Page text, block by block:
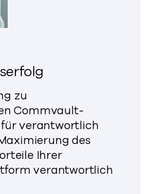
zu
Commvault-
verantwortlich
des
Ihrer
verantwortlich